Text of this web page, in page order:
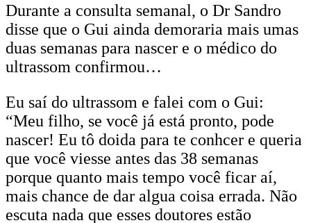
Durante a consulta semanal, o Dr Sandro
disse que o Gui ainda demoraria mais umas
duas semanas para nascer e o médico do
ultrassom confirmou…
Eu saí do ultrassom e falei com o Gui:
“Meu filho, se você já está pronto, pode
nascer! Eu tô doida para te conhcer e queria
que você viesse antes das 38 semanas
porque quanto mais tempo você ficar aí,
mais chance de dar algua coisa errada. Não
escuta nada que esses doutores estão